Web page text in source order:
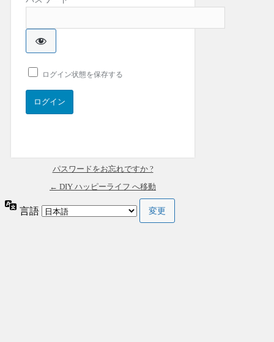
ログイン状態を保存する
パスワードをお忘れですか ?
← DIY ハッピーライフ へ移動
言語